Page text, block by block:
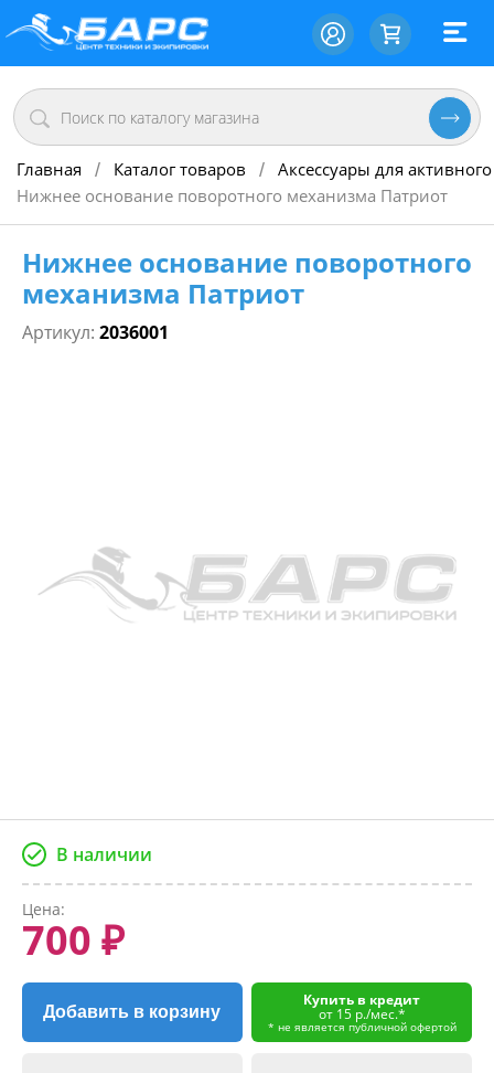
Главная / Каталог товаров / Аксессуары для
Нижнее основание поворотного механизма Патриот
Нижнее основание поворотного
механизма Патриот
Артикул: 2036001
В наличии
Цена:
700 ₽
Добавить в корзину
Купить в кредит
от 15 р./мес.*
* не является публичной офертой